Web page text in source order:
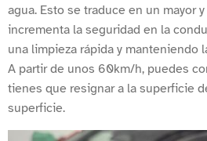
agua. Esto se traduce en un mayor
incrementa la seguridad en la
una limpieza rápida y manteniendo
A partir de unos 60km/h, puedes
tienes que resignar a la superficie
superficie.